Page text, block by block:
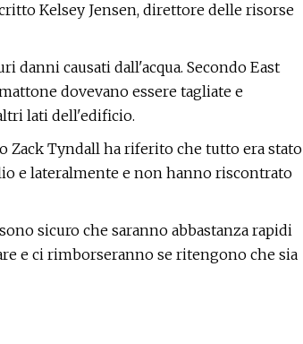
Kelsey Jensen, direttore delle risorse
causati dall'acqua. Secondo East
dovevano essere tagliate e
lati dell'edificio.
Zack Tyndall ha riferito che tutto era stato
e lateralmente e non hanno riscontrato
sicuro che saranno abbastanza rapidi
e ci rimborseranno se ritengono che sia